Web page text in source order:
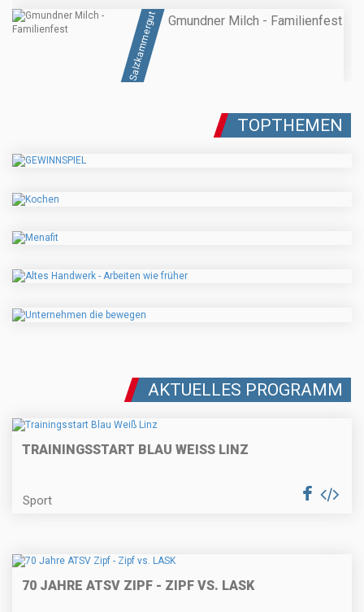
Salzkammergut Gmundner Milch - Familienfest
TOPTHEMEN
AKTUELLES PROGRAMM
TRAININGSSTART BLAU WEISS LINZ
Sport
70 JAHRE ATSV ZIPF - ZIPF VS. LASK